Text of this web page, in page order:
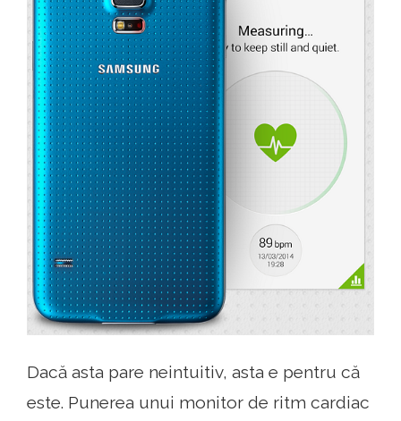
Dacă asta pare neintuitiv, asta e pentru că
este. Punerea unui monitor de ritm cardiac